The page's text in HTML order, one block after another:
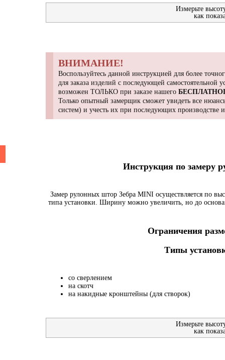
Измерьте
как
ВНИМАНИЕ!
Воспользуйтесь данной инструкцией для более
для заказа изделий с последующей
возможен ТОЛЬКО при заказе нашего
Только опытный замерщик сможет увидеть все
систем) и учесть их при последующих производстве
Инструкция по
Замер рулонных штор Зебра MINI осуществляется по
типа установки. Ширину можно увеличить, но до
Ограничения
Типы
со сверлением
на скотч
на накидные кронштейны (для створок)
Измерьте
как